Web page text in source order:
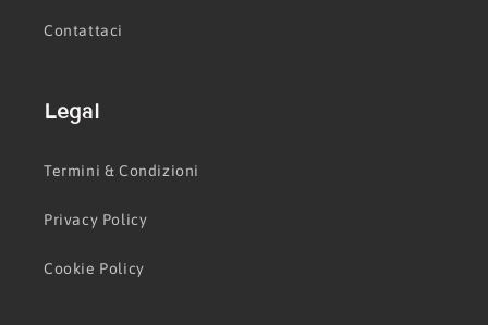
Contattaci
Legal
Termini & Condizioni
Privacy Policy
Cookie Policy